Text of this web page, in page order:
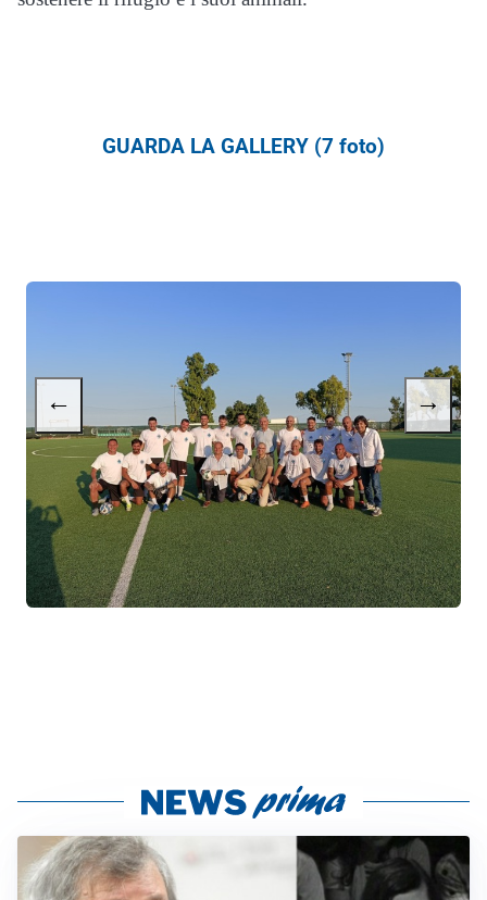
GUARDA LA GALLERY (7 foto)
← →